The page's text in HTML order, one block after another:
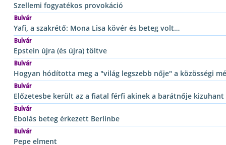
Szellemi fogyatékos provokáció
Bulvár
Yafi, a szakrétő: Mona Lisa kövér és beteg volt…
Bulvár
Epstein újra (és újra) töltve
Bulvár
Hogyan hódította meg a "világ legszebb nője" a közösségi
Bulvár
Előzetesbe került az a fiatal férfi akinek a barátnője
Bulvár
Ebolás beteg érkezett Berlinbe
Bulvár
Pepe elment